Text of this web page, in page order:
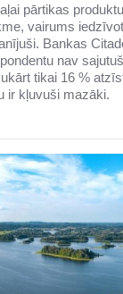
pārtikas
vairums
Bankas
nav
tikai 16 %
ir kļuvuši mazāki.